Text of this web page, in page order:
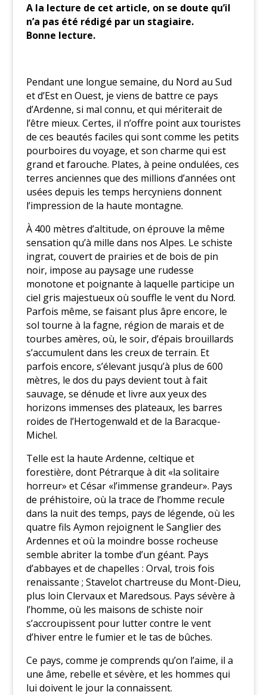
A la lecture de cet article, on se doute qu’il
n’a pas été rédigé par un stagiaire.
Bonne lecture.
Pendant une longue semaine, du Nord au Sud
et d’Est en Ouest, je viens de battre ce pays
d’Ardenne, si mal connu, et qui mériterait de
l’être mieux. Certes, il n’offre point aux touristes
de ces beautés faciles qui sont comme les petits
pourboires du voyage, et son charme qui est
grand et farouche. Plates, à peine ondulées, ces
terres anciennes que des millions d’années ont
usées depuis les temps hercyniens donnent
l’impression de la haute montagne.
À 400 mètres d’altitude, on éprouve la même
sensation qu’à mille dans nos Alpes. Le schiste
ingrat, couvert de prairies et de bois de pin
noir, impose au paysage une rudesse
monotone et poignante à laquelle participe un
ciel gris majestueux où souffle le vent du Nord.
Parfois même, se faisant plus âpre encore, le
sol tourne à la fagne, région de marais et de
tourbes amères, où, le soir, d’épais brouillards
s’accumulent dans les creux de terrain. Et
parfois encore, s’élevant jusqu’à plus de 600
mètres, le dos du pays devient tout à fait
sauvage, se dénude et livre aux yeux des
horizons immenses des plateaux, les barres
roides de l’Hertogenwald et de la Baracque-
Michel.
Telle est la haute Ardenne, celtique et
forestière, dont Pétrarque à dit «la solitaire
horreur» et César «l’immense grandeur». Pays
de préhistoire, où la trace de l’homme recule
dans la nuit des temps, pays de légende, où les
quatre fils Aymon rejoignent le Sanglier des
Ardennes et où la moindre bosse rocheuse
semble abriter la tombe d’un géant. Pays
d’abbayes et de chapelles : Orval, trois fois
renaissante ; Stavelot chartreuse du Mont-Dieu,
plus loin Clervaux et Maredsous. Pays sévère à
l’homme, où les maisons de schiste noir
s’accroupissent pour lutter contre le vent
d’hiver entre le fumier et le tas de bûches.
Ce pays, comme je comprends qu’on l’aime, il a
une âme, rebelle et sévère, et les hommes qui
lui doivent le jour la connaissent.